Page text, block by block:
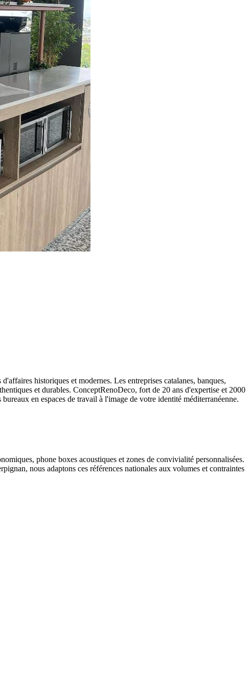
d'affaires historiques et modernes. Les entreprises catalanes, banques,
et durables. ConceptRenoDeco, fort de 20 ans d'expertise et 2000
en espaces de travail à l'image de votre identité méditerranéenne.
phone boxes acoustiques et zones de convivialité personnalisées.
nous adaptons ces références nationales aux volumes et contraintes